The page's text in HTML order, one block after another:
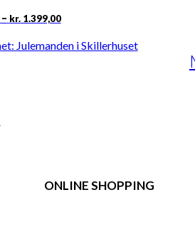
vælges
varesiden
– kr.1.399,00Prisinterval:
til
kr. 1.399,00
Dette
har
ONLINE SHOPPING